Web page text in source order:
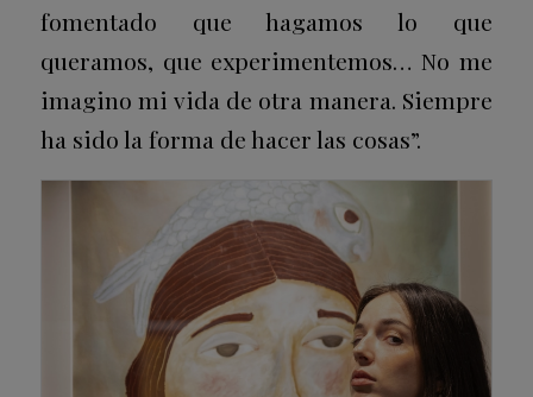
fomentado que hagamos lo que
queramos, que experimentemos… No me
imagino mi vida de otra manera. Siempre
ha sido la forma de hacer las cosas”.